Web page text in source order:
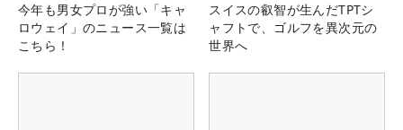
今年も男女プロが強い「キャ
ロウェイ」のニュース一覧は
こちら！
スイスの叡智が生んだTPTシ
ャフトで、ゴルフを異次元の
世界へ